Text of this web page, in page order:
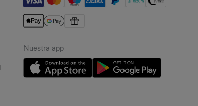
Nuestra app